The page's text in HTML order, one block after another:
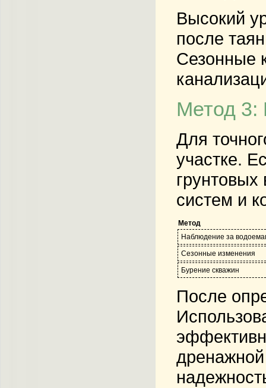
Высокий
после
Сезонные
Метод 3:
Для
участке.
систем и
Метод
Наблюдение за
Сезонные изменения
Бурение скважин
После
дренажной